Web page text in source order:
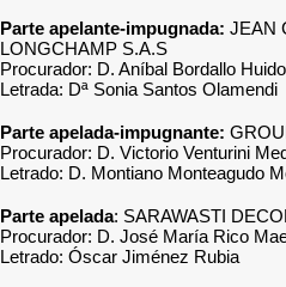
Parte apelante-impugnada: JEAN
LONGCHAMP S.A.S
Procurador: D. Aníbal Bordallo
Letrada: Dª Sonia Santos Olamendi
Parte apelada-impugnante:
Procurador: D. Victorio Venturini
Letrado: D. Montiano Monteagudo
Parte apelada: SARAWASTI
Procurador: D. José María Rico
Letrado: Óscar Jiménez Rubia